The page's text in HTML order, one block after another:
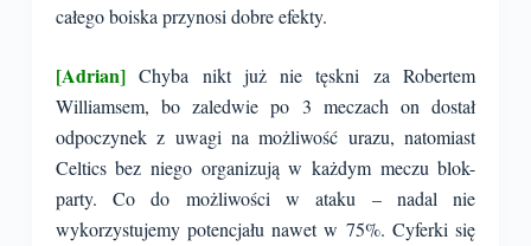
całego boiska przynosi dobre efekty.
[Adrian]Chyba nikt już nie tęskni za Robertem
Williamsem, bo zaledwie po 3 meczach on dostał
odpoczynek z uwagi na możliwość urazu, natomiast
Celtics bez niego organizują w każdym meczu blok-
party. Co do możliwości w ataku – nadal nie
wykorzystujemy potencjału nawet w 75%. Cyferki się